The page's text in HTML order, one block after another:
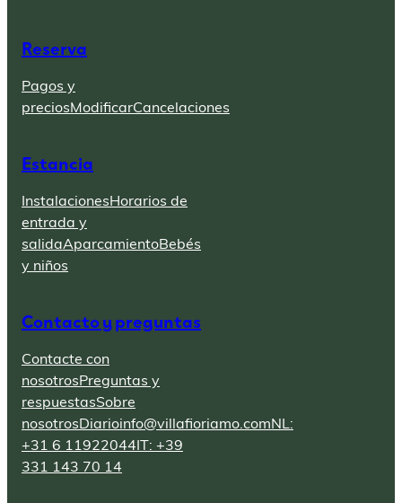
Reserva
Pagos y
preciosModificarCancelaciones
Estancia
InstalacionesHorarios de
entrada y
salidaAparcamientoBebés
y niños
Contacto y preguntas
Contacte con
nosotrosPreguntas y
respuestasSobre
nosotrosDiarioinfo@villafioriamo.comNL:
+31 6 11922044IT: +39
331 143 70 14